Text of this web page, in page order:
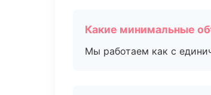
Какие минимальные
Мы работаем как с